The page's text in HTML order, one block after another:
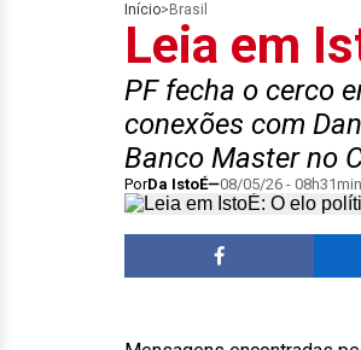
Início> Brasil
Leia em
PF fecha o cerco
conexões com
Banco Master no
PorDa IstoÉ 08/05/26 - 08h31min